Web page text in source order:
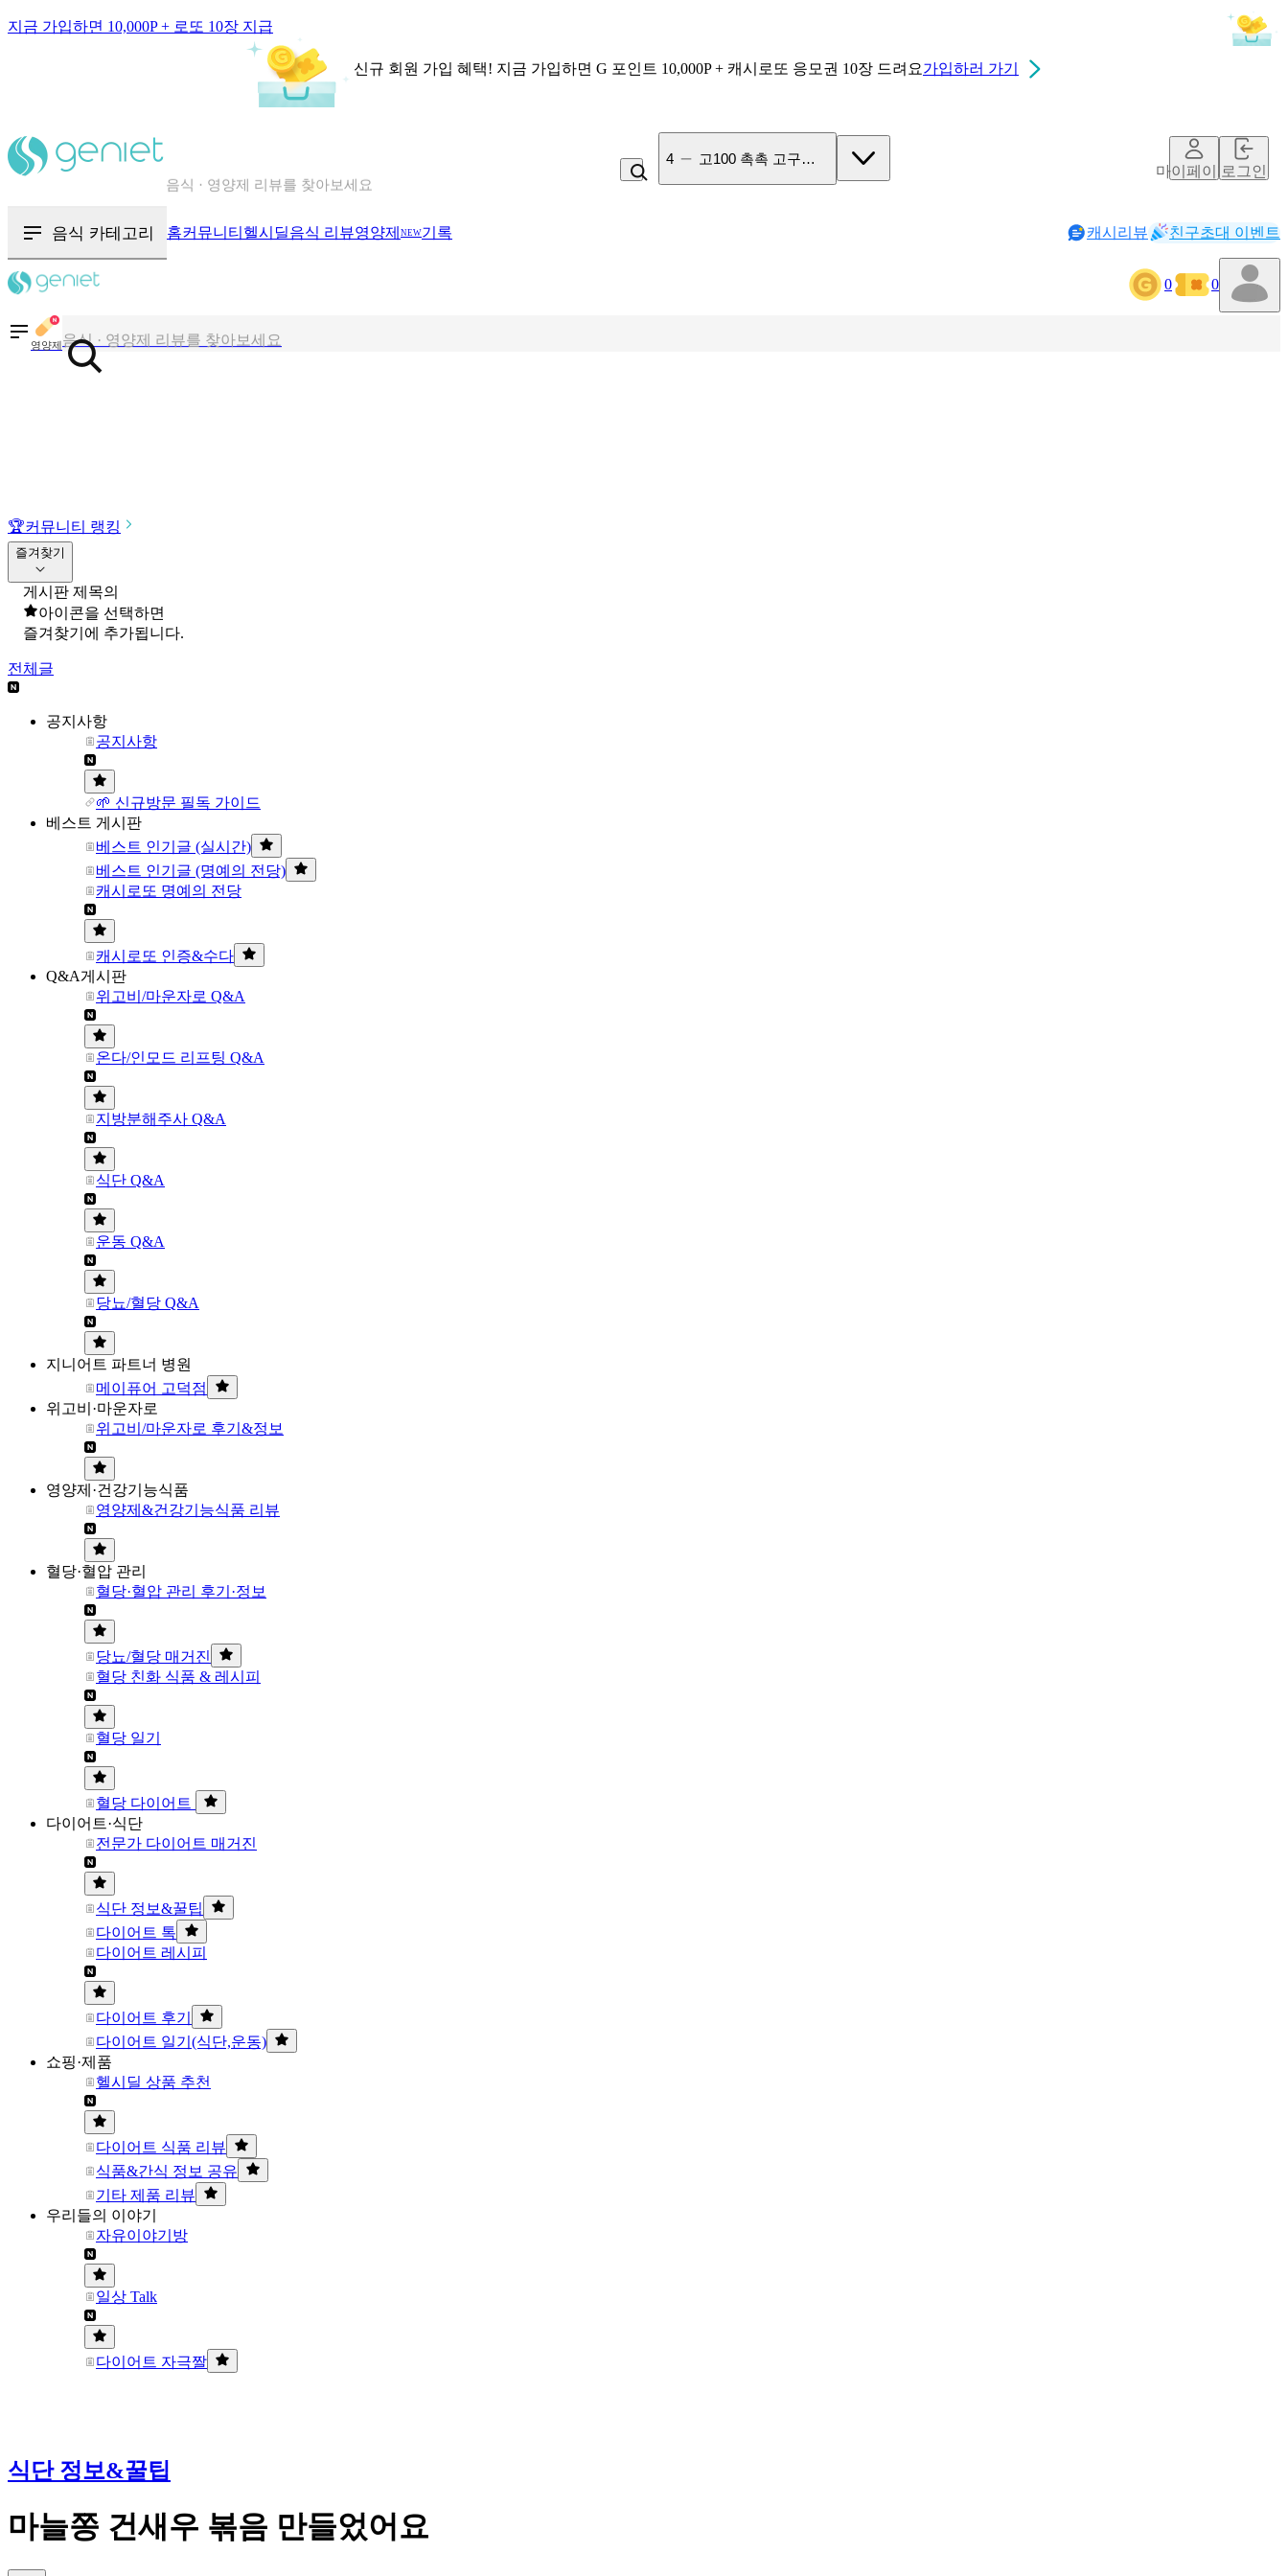
지금 가입하면 10,000P + 로또 10장 지급
신규 회원 가입 혜택! 지금 가입하면 G 포인트 10,000P + 캐시로또 응모권 10장 드려요가입하러 가기
칼로리와 영양성분을 검색해보세요
음식 · 영양제 리뷰를 찾아보세요
5 미숫가루
마이페이지로그인
음식 카테고리 홈커뮤니티 헬시딜음식 리뷰영양제 NEW기록 캐시리뷰 친구초대 이벤트
0 0
영양제
칼로리와 영양성분을 검색해보세요
음식 · 영양제 리뷰를 찾아보세요
🏆커뮤니티 랭킹
즐겨찾기
게시판 제목의
아이콘을 선택하면
즐겨찾기에 추가됩니다.
전체글
공지사항
공지사항
🌱 신규방문 필독 가이드
베스트 게시판
베스트 인기글 (실시간)
베스트 인기글 (명예의 전당)
캐시로또 명예의 전당
캐시로또 인증&수다
Q&A게시판
위고비/마운자로 Q&A
온다/인모드 리프팅 Q&A
지방분해주사 Q&A
식단 Q&A
운동 Q&A
당뇨/혈당 Q&A
지니어트 파트너 병원
메이퓨어 고덕점
위고비·마운자로
위고비/마운자로 후기&정보
영양제·건강기능식품
영양제&건강기능식품 리뷰
혈당·혈압 관리
혈당·혈압 관리 후기·정보
당뇨/혈당 매거진
혈당 친화 식품 & 레시피
혈당 일기
혈당 다이어트
다이어트·식단
전문가 다이어트 매거진
식단 정보&꿀팁
다이어트 톡
다이어트 레시피
다이어트 후기
다이어트 일기(식단,운동)
쇼핑·제품
헬시딜 상품 추천
다이어트 식품 리뷰
식품&간식 정보 공유
기타 제품 리뷰
우리들의 이야기
자유이야기방
일상 Talk
다이어트 자극짤
식단 정보&꿀팁
마늘쫑 건새우 볶음 만들었어요